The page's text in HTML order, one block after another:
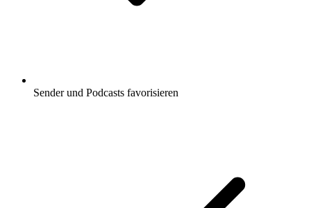
Sender und Podcasts favorisieren